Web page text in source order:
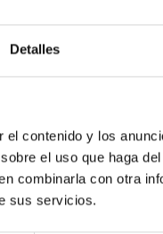
Detalles
contenido y los
el uso que haga
combinarla con otra
sus servicios.
between Cloud
between the
and their angular